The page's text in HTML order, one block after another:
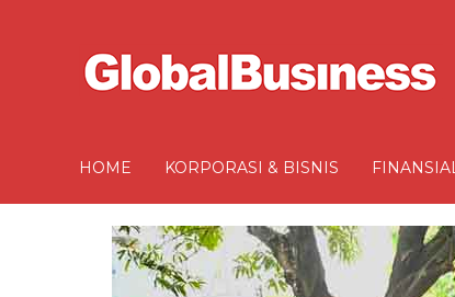
HOME KORPORASI & BISNIS FINANSIAL